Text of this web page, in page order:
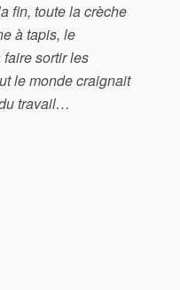
fin, toute la crèche
à tapis, le
faire sortir les
le monde craignait
travail…